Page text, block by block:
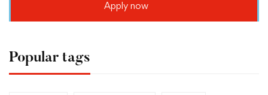
Apply now
Popular tags